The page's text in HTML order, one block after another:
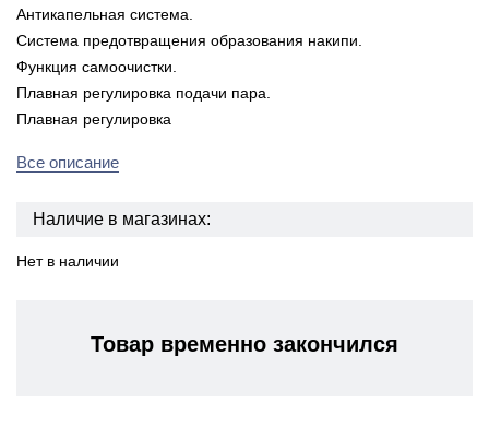
Антикапельная система.
Система предотвращения образования накипи.
Функция самоочистки.
Плавная регулировка подачи пара.
Плавная регулировка
Все описание
Наличие в магазинах:
Нет в наличии
Товар временно закончился